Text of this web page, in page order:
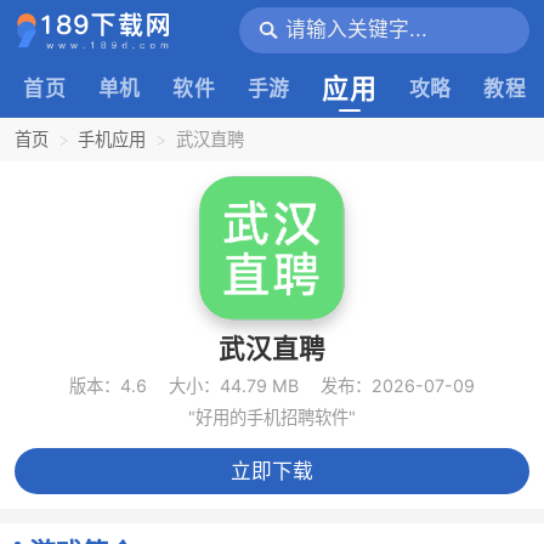
首页 单机 软件 手游 应用 攻略 教程
首页 手机应用 武汉直聘
武汉直聘
版本：4.6 大小：44.79 MB
发布：2026-07-09
"好用的手机招聘软件"
立即下载